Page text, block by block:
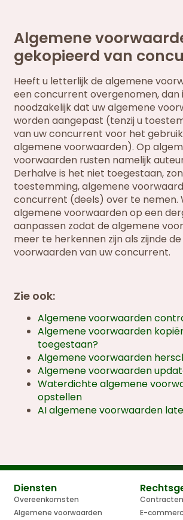
Algemene
gekopieerd van
Heeft u letterlijk de algemene
een concurrent overgenomen, dan
noodzakelijk dat uw algemene
worden aangepast (tenzij u
van uw concurrent voor het
algemene voorwaarden). Op
voorwaarden rusten namelijk
Derhalve is het niet toegestaan,
toestemming, algemene
concurrent (deels) over te nemen.
algemene voorwaarden op een
aanpassen zodat de algemene
meer te herkennen zijn als zijnde
voorwaarden van uw concurrent.
Zie ook:
Algemene voorwaarden
Algemene voorwaarden
toegestaan?
Algemene voorwaarden
Algemene voorwaarden
Waterdichte algemene
opstellen
AI algemene voorwaarden
Diensten
Overeenkomsten
Algemene voorwaarden
E-